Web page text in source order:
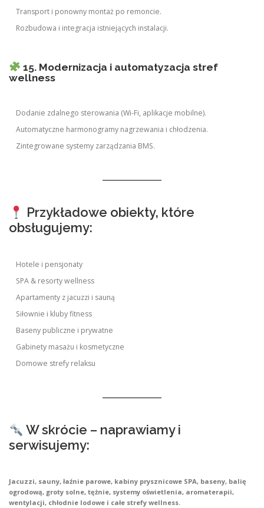
Transport i ponowny montaż po remoncie.
Rozbudowa i integracja istniejących instalacji.
15. Modernizacja i automatyzacja stref
wellness
Dodanie zdalnego sterowania (Wi-Fi, aplikacje mobilne).
Automatyczne harmonogramy nagrzewania i chłodzenia.
Zintegrowane systemy zarządzania BMS.
Przykładowe obiekty, które
obsługujemy:
Hotele i pensjonaty
SPA & resorty wellness
Apartamenty z jacuzzi i sauną
Siłownie i kluby fitness
Baseny publiczne i prywatne
Gabinety masażu i kosmetyczne
Domowe strefy relaksu
W skrócie – naprawiamy i
serwisujemy:
Jacuzzi, sauny, łaźnie parowe, kabiny prysznicowe SPA, baseny, balię
ogrodową, groty solne, tężnie, systemy oświetlenia, aromaterapii,
wentylacji, chłodnie lodowe i całe strefy wellness.